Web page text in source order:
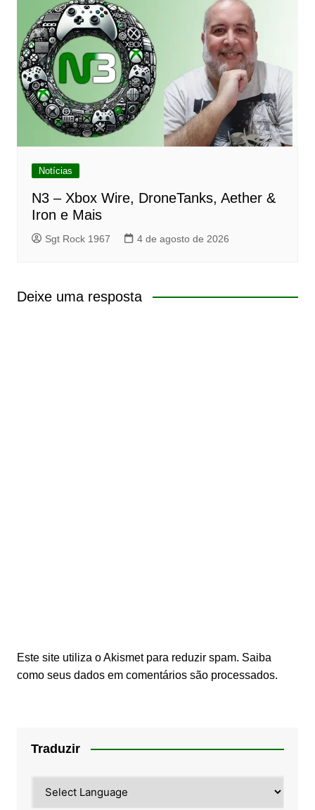
Notícias
N3 – Xbox Wire, DroneTanks, Aether &
Iron e Mais
Sgt Rock 1967 4 de agosto de 2026
Deixe uma resposta
Este site utiliza o Akismet para reduzir spam. Saiba
como seus dados em comentários são processados.
Traduzir